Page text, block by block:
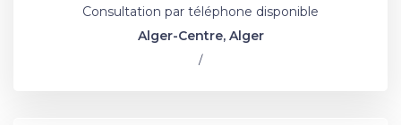
Consultation par téléphone disponible
Alger-Centre, Alger
/